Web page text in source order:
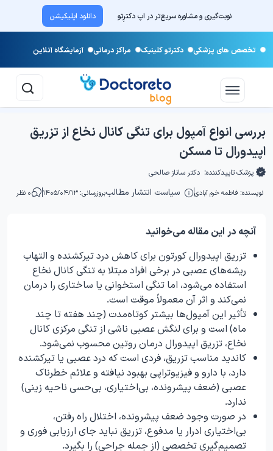
نوبت‌گیری و مشاوره سریع‌تر در اپ دکترِتو دانلود اپلیکیشن
تخصص های پزشکی دکترتو کلینیک مراکز درمانی آزمایشگاه آنلاین
بررسی انواع آمپول برای تنگی کانال نخاع از تزریق
اپیدورال تا مسکن
پزشک تاییدکننده: دکتر ساناز صالحی
نویسنده: فاطمه خرم آبادی سیاست انتشار مطالببروزرسانی: ۱۴۰۵/۰۴/۱۳ ۰ نظر
آنچه در این مقاله می‌خوانید
تزریق اپیدورال کورتون برای کاهش درد تیرکشنده و التهاب
ریشه‌های عصبی در برخی افراد مبتلا به تنگی کانال نخاع
استفاده می‌شود، اما تنگی استخوانی یا ساختاری را درمان
نمی‌کند و اثر آن معمولاً موقت است.
تأثیر این آمپول‌ها بیشتر کوتاه‌مدت (چند هفته تا چند
ماه) است و برای لنگش عصبی ناشی از تنگی مرکزی کانال
نخاع، تزریق اپیدورال درمان روتین محسوب نمی‌شود.
کاندید مناسب تزریق، فردی است که درد عصبی یا تیرکشنده
دارد، با دارو و فیزیوتراپی بهبود نیافته و علائم خطرناک
عصبی (ضعف پیشرونده، بی‌اختیاری، بی‌حسی ناحیه زینی)
ندارد.
در صورت وجود ضعف پیشرونده، اختلال راه رفتن،
بی‌اختیاری ادرار یا مدفوع، تزریق نباید جای ارزیابی فوری و
تصمیم‌گیری تخصصی (از جمله جراحی) را بگیرد.